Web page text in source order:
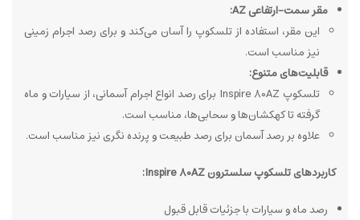
مقر سمت-ارتفاعی AZ:
این مقر، استفاده از تلسکوپ را آسان می‌کند و برای رصد اجرام زمینی
نیز مناسب است.
قابلیت‌های متنوع:
تلسکوپ Inspire 80AZ برای رصد انواع اجرام آسمانی، از سیارات و ماه
گرفته تا کهکشان‌ها و سحابی‌ها، مناسب است.
علاوه بر رصد آسمان برای رصد طبیعت و پرنده نگری نیز مناسب است.
کاربردهای تلسکوپ سلسترون Inspire 80AZ:
رصد ماه و سیارات با جزئیات قابل قبول